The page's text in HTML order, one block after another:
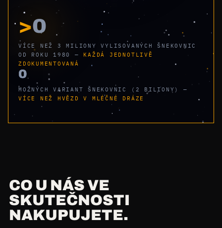
>0
VÍCE NEŽ 3 MILIONY VYLISOVANÝCH ŠNEKOVNIC
OD ROKU 1980 — KAŽDÁ JEDNOTLIVĚ
ZDOKUMENTOVANÁ
0
MOŽNÝCH VARIANT ŠNEKOVNIC (2 BILIONY) —
VÍCE NEŽ HVĚZD V MLÉČNÉ DRÁZE
CO U NÁS VE
SKUTEČNOSTI
NAKUPUJETE.